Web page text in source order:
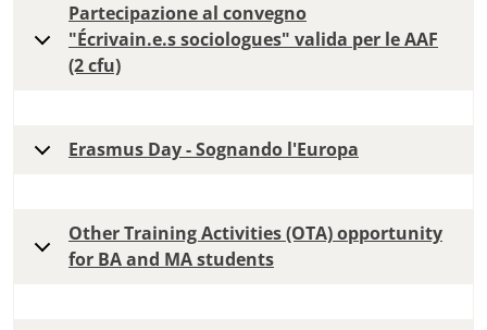
Partecipazione al convegno
"Écrivain.e.s sociologues" valida per le AAF
(2 cfu)
Erasmus Day - Sognando l'Europa
Other Training Activities (OTA) opportunity
for BA and MA students